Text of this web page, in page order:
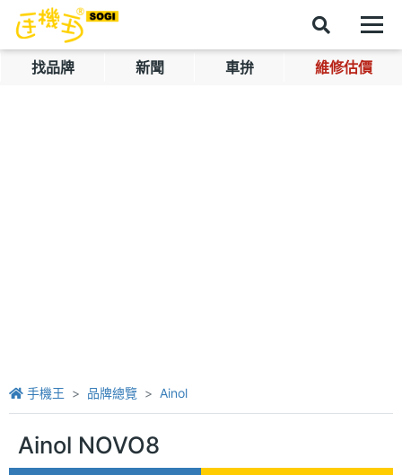
找品牌 新聞 車拚 維修估價
手機王 品牌總覽 Ainol
Ainol NOVO8